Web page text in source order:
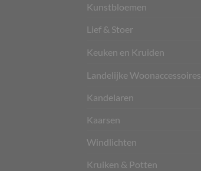
Kunstbloemen
Lief & Stoer
Keuken en Kruiden
Landelijke Woonaccessoires
Kandelaren
Kaarsen
Windlichten
Kruiken & Potten